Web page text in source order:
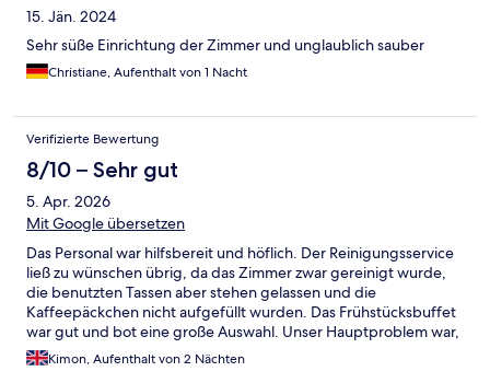
15. Jän. 2024
Sehr süße Einrichtung der Zimmer und unglaublich sauber
Christiane, Aufenthalt von 1 Nacht
Verifizierte Bewertung
8/10 – Sehr gut
5. Apr. 2026
Mit Google übersetzen
Das Personal war hilfsbereit und höflich. Der Reinigungsservice
ließ zu wünschen übrig, da das Zimmer zwar gereinigt wurde,
die benutzten Tassen aber stehen gelassen und die
Kaffeepäckchen nicht aufgefüllt wurden. Das Frühstücksbuffet
war gut und bot eine große Auswahl. Unser Hauptproblem war,
dass unser Zimmer zur Hauptstraße lag, die laut und schmutzig
war. Daher war es unmöglich, das Fenster zu öffnen. Insgesamt
Kimon, Aufenthalt von 2 Nächten